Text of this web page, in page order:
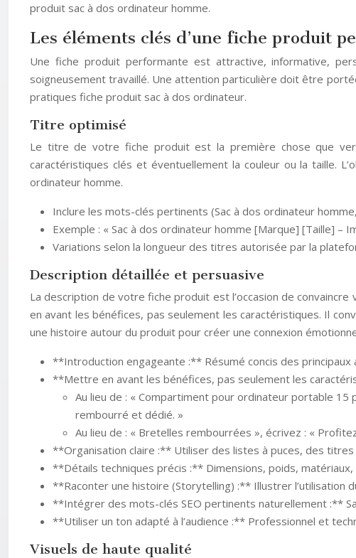
produit sac à dos ordinateur homme.
Les éléments clés d’une fiche produit
Une fiche produit performante est attractive, informative,
soigneusement travaillé. Une attention particulière doit être
pratiques fiche produit sac à dos ordinateur.
Titre optimisé
Le titre de votre fiche produit est la première chose que
caractéristiques clés et éventuellement la couleur ou la taille.
ordinateur homme.
Inclure les mots-clés pertinents (Sac à dos ordinateur
Exemple : « Sac à dos ordinateur homme [Marque] [Taille] –
Variations selon la longueur des titres autorisée par la
Description détaillée et persuasive
La description de votre fiche produit est l’occasion de
en avant les bénéfices, pas seulement les caractéristiques. Il
une histoire autour du produit pour créer une connexion
**Introduction engageante :** Résumé concis des principaux
**Mettre en avant les bénéfices, pas seulement les
Au lieu de : « Compartiment pour ordinateur portable
rembourré et dédié. »
Au lieu de : « Bretelles rembourrées », écrivez : «
**Organisation claire :** Utiliser des listes à puces, des
**Détails techniques précis :** Dimensions, poids,
**Raconter une histoire (Storytelling) :** Illustrer l’utilisation
**Intégrer des mots-clés SEO pertinents naturellement :**
**Utiliser un ton adapté à l’audience :** Professionnel et
Visuels de haute qualité